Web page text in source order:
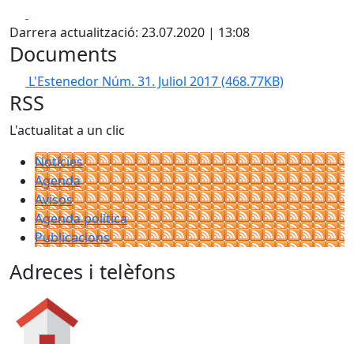
Darrera actualització: 23.07.2020 | 13:08
Documents
L'Estenedor Núm. 31. Juliol 2017(468.77KB)
RSS
L'actualitat a un clic
Notícies
Agenda
Avisos
Agenda política
Publicacions
Adreces i telèfons